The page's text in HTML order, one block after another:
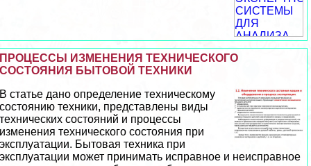
ПРОЦЕССЫ ИЗМЕНЕНИЯ ТЕХНИЧЕСКОГО
СОСТОЯНИЯ БЫТОВОЙ ТЕХНИКИ
В статье дано определение техническому
состоянию техники, представлены виды
технических состояний и процессы
изменения технического состояния при
эксплуатации. Бытовая техника при
эксплуатации может принимать исправное и неисправное